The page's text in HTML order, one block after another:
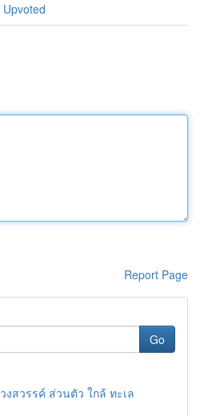
Report Page
Go
สวรรค์ ส่วนตัว ใกล้ ทะเล